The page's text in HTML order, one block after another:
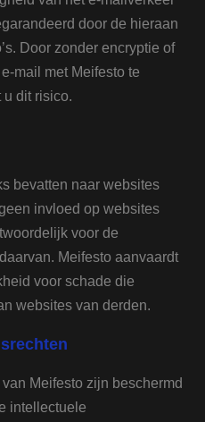
door de hieraan
Door zonder encryptie of
mail met Meifesto te
u dit risico.
bevatten naar websites
invloed op websites
voor de
Meifesto aanvaardt
voor schade die
websites van derden.
Meifesto zijn beschermd
intellectuele